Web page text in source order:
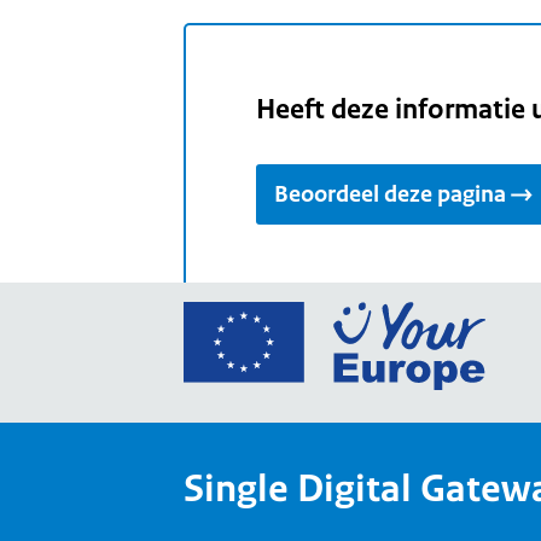
Heeft deze informatie
Beoordeel deze pagina
Ga
Your
Single Digital